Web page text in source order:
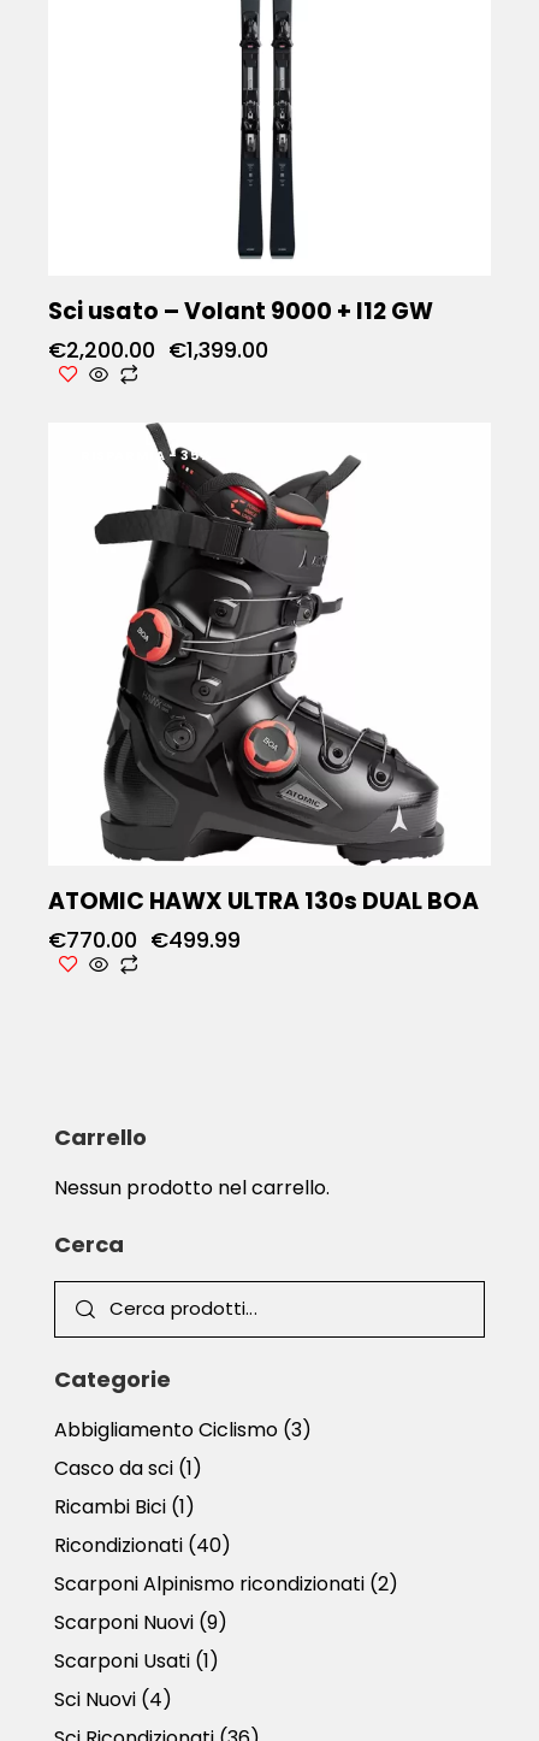
Sci usato – Volant 9000 + I12 GW
€2,200.00 €1,399.00
RISPARMIA - 35%
ATOMIC HAWX ULTRA 130s DUAL BOA
€770.00 €499.99
Carrello
Nessun prodotto nel carrello.
Cerca
Categorie
Abbigliamento Ciclismo (3)
Casco da sci (1)
Ricambi Bici (1)
Ricondizionati (40)
Scarponi Alpinismo ricondizionati (2)
Scarponi Nuovi (9)
Scarponi Usati (1)
Sci Nuovi (4)